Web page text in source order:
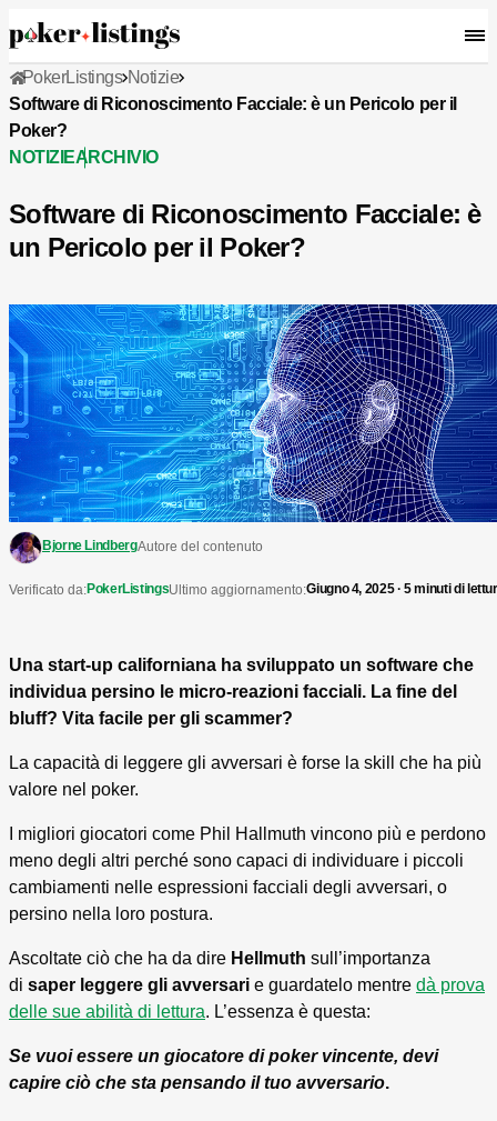
PokerListings Notizie
Software di Riconoscimento Facciale: è un Pericolo per il
Poker?
NOTIZIEARCHIVIO
Software di Riconoscimento Facciale: è
un Pericolo per il Poker?
Bjorne LindbergAutore del contenuto
Verificato da:PokerListingsUltimo aggiornamento:Giugno 4, 2025 · 5 minuti di
Una start-up californiana ha sviluppato un software che
individua persino le micro-reazioni facciali. La fine del
bluff? Vita facile per gli scammer?
La capacità di leggere gli avversari è forse la skill che ha più
valore nel poker.
I migliori giocatori come Phil Hallmuth vincono più e perdono
meno degli altri perché sono capaci di individuare i piccoli
cambiamenti nelle espressioni facciali degli avversari, o
persino nella loro postura.
Ascoltate ciò che ha da dire Hellmuth sull’importanza
di saper leggere gli avversari e guardatelo mentre dà prova
delle sue abilità di lettura. L’essenza è questa:
Se vuoi essere un giocatore di poker vincente, devi
capire ciò che sta pensando il tuo avversario.